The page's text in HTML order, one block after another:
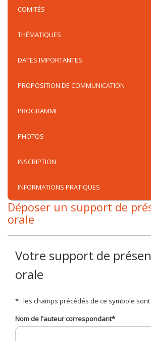
COMITÉS
THÉMATIQUES
DATES IMPORTANTES
PROPOSITION DE COMMUNICATION
PROGRAMME
PHOTOS
INSCRIPTION
INFORMATIONS PRATIQUES
Déposer un support de
orale
Votre support de
orale
* : les champs précédés de ce symbole
Nom de l'auteur correspondant*